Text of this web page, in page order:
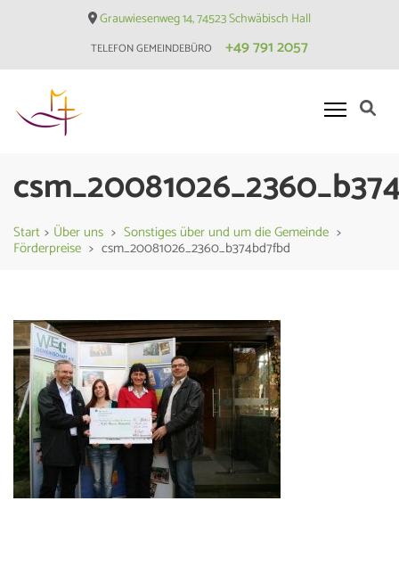
Grauwiesenweg 14, 74523 Schwäbisch Hall
TELEFON GEMEINDEBÜRO +49 791 2057
Hessental
Start > Über uns > Sonstiges über und um die Gemeinde >
Förderpreise > csm_20081026_2360_b374bd7fbd